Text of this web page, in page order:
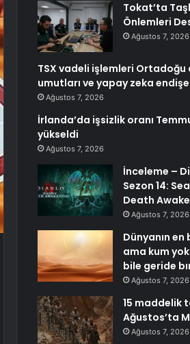
Tokat’ta
Önlemleri
Ağustos 7, 2026
TSX vadeli işlemleri Ortadoğu
umutları ve yapay zeka
Ağustos 7, 2026
İrlanda’da işsizlik oranı
yükseldi
Ağustos 7, 2026
İnceleme –
Sezon 14:
Death
Ağustos 7, 2026
Dünyanın en
ama kum
bile geride
Ağustos 7, 2026
15 maddelik
Ağustos’ta
Ağustos 7, 2026